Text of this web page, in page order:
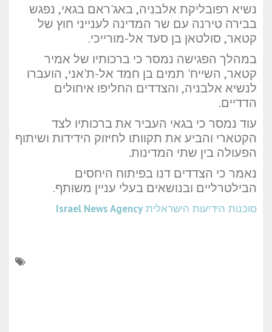
נשיא רפובליקת אלבניה, באג'ראם בגאי, נפגש
בבירה טירנה עם שר המדינה לענייני חוץ של
קטאר, סולטאן בן סעד אל-מורייכי.
במהלך הפגישה נמסר כי ברכותיו של אמיר
קטאר, השייח' תמים בן חמד אל-ת'אני, הועברו
לנשיא אלבניה, והצדדים החליפו איחולים
הדדיים.
עוד נמסר כי בגאי העביר את ברכותיו לצד
הקטארי והביע את תקוותו לחיזוק הידידות ושיתוף
הפעולה בין שתי המדינות.
נאמר כי הצדדים דנו בפיתוח היחסים
הבילטרליים ובנושאים בעלי עניין משותף.
סוכנות הידיעות הישראלית Israel News Agency